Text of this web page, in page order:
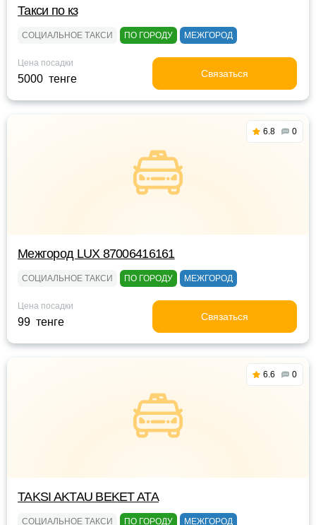
Такси по кз
СОЦИАЛЬНОЕ ТАКСИ ПО ГОРОДУ МЕЖГОРОД
Цена посадки
5000 тенге Связаться
6.8 0
Межгород LUX 87006416161
СОЦИАЛЬНОЕ ТАКСИ ПО ГОРОДУ МЕЖГОРОД
Цена посадки
99 тенге Связаться
6.6 0
TAKSI AKTAU BEKET ATA
СОЦИАЛЬНОЕ ТАКСИ ПО ГОРОДУ МЕЖГОРОД